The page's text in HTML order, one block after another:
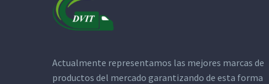
Actualmente representamos las mejores marcas de
productos del mercado garantizando de esta forma